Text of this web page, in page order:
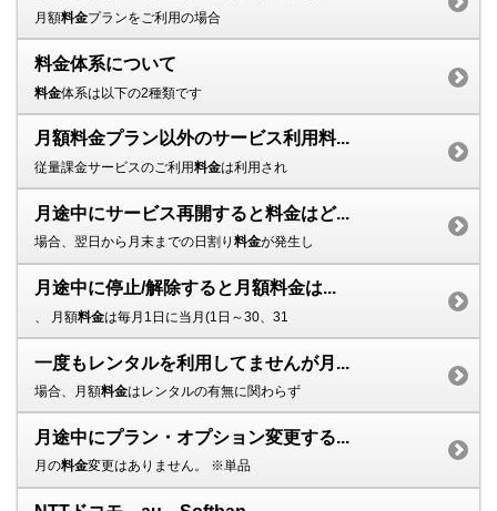
月額料金プランをご利用の場合
料金体系について
料金体系は以下の2種類です
月額料金プラン以外のサービス利用料...
従量課金サービスのご利用料金は利用され
月途中にサービス再開すると料金はど...
場合、翌日から月末までの日割り 料金が発生し
月途中に停止/解除すると月額料金は...
、 月額料金は毎月1日に当月(1日～30、31
一度もレンタルを利用してませんが月...
場合、月額料金はレンタルの有無に関わらず
月途中にプラン・オプション変更する...
月の料金変更はありません。 ※単品